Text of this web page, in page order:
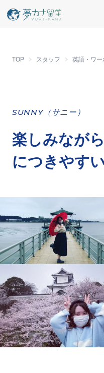
TOP スタッフ 英語・ワー
SUNNY（サニー）
楽しみなが
につきやす